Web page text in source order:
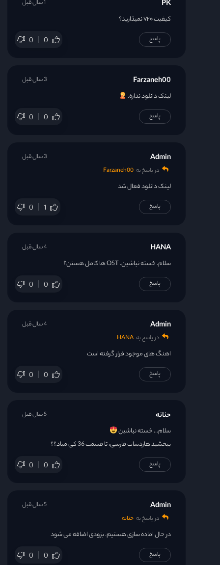
PK
کیفیت ۷۲۰ نمیذارید؟
0 0
1 سال قبل
پاسخ
Farzaneh00
لینک دانلود نداره.
0 0
3 سال قبل
پاسخ
Admin
در پاسخ به Farzaneh00
لینک دانلود فعال شد
0 1
3 سال قبل
پاسخ
HANA
سلام. خسته نباشین. OST ها کامل هستن؟
0 0
4 سال قبل
پاسخ
Admin
در پاسخ به HANA
اهنگ های موجود قرار گرفته است
0 0
4 سال قبل
پاسخ
حنانه
سلام… خسته نباشین
ببخشید هاردساب فارسی، تا قسمت 36 کی میاد؟؟
0 0
5 سال قبل
پاسخ
Admin
در پاسخ به حنانه
در حال اماده سازی هستیم. بزودی اضافه می شود
0 0
5 سال قبل
پاسخ